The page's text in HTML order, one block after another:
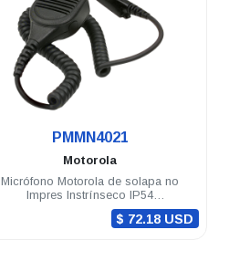
PMMN4021
Motorola
Micrófono Motorola de solapa no
Impres Instrínseco IP54
PRO5150/7150 MTX
$ 72.18 USD